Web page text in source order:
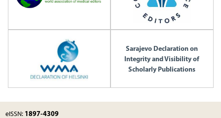
Sarajevo Declaration on
Integrity and Visibility of
Scholarly Publications
eISSN: 1897-4309